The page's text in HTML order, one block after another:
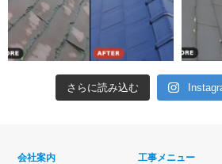
さらに読み込む
会社案内 工事メニュー